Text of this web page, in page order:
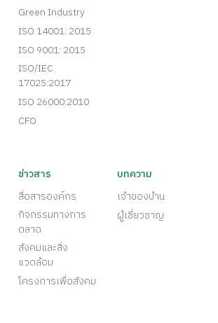
Green Industry
ISO 14001: 2015
ISO 9001: 2015
ISO/IEC
17025:2017
ISO 26000:2010
CFO
ข่าวสาร
สื่อสารองค์กร
กิจกรรมทางการ
ตลาด
สังคมและสิ่ง
แวดล้อม
โครงการเพื่อสังคม
บทความ
เจ้าของบ้าน
ผู้เชี่ยวชาญ